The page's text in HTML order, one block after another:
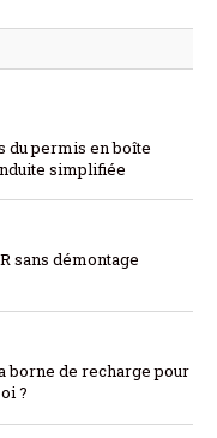
du permis en boîte
simplifiée
sans démontage
borne de recharge pour
?